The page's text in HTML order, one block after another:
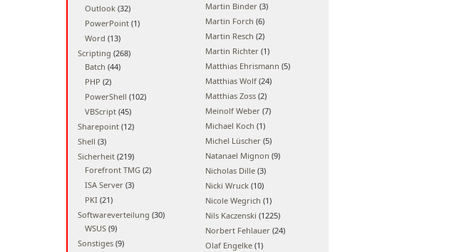
Outlook (32)
PowerPoint (1)
Word (13)
Scripting (268)
Batch (44)
PHP (2)
PowerShell (102)
VBScript (45)
Sharepoint (12)
Shell (3)
Sicherheit (219)
Forefront TMG (2)
ISA Server (3)
PKI (21)
Softwareverteilung (30)
WSUS (9)
Sonstiges (9)
Martin Binder (3)
Martin Forch (6)
Martin Resch (2)
Martin Richter (1)
Matthias Ehrismann (5)
Matthias Wolf (24)
Matthias Zoss (2)
Meinolf Weber (7)
Michael Koch (1)
Michel Lüscher (5)
Natanael Mignon (9)
Nicholas Dille (3)
Nicki Wruck (10)
Nicole Wegrich (1)
Nils Kaczenski (1225)
Norbert Fehlauer (24)
Olaf Engelke (1)